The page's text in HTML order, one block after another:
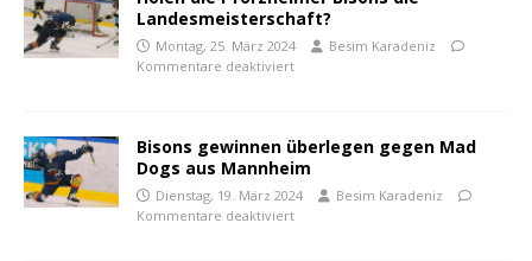
Landesmeisterschaft?
Montag, 25. März 2024
Besim Karadeniz
Kommentare deaktiviert
Bisons gewinnen überlegen gegen Mad
Dogs aus Mannheim
Dienstag, 19. März 2024
Besim Karadeniz
Kommentare deaktiviert